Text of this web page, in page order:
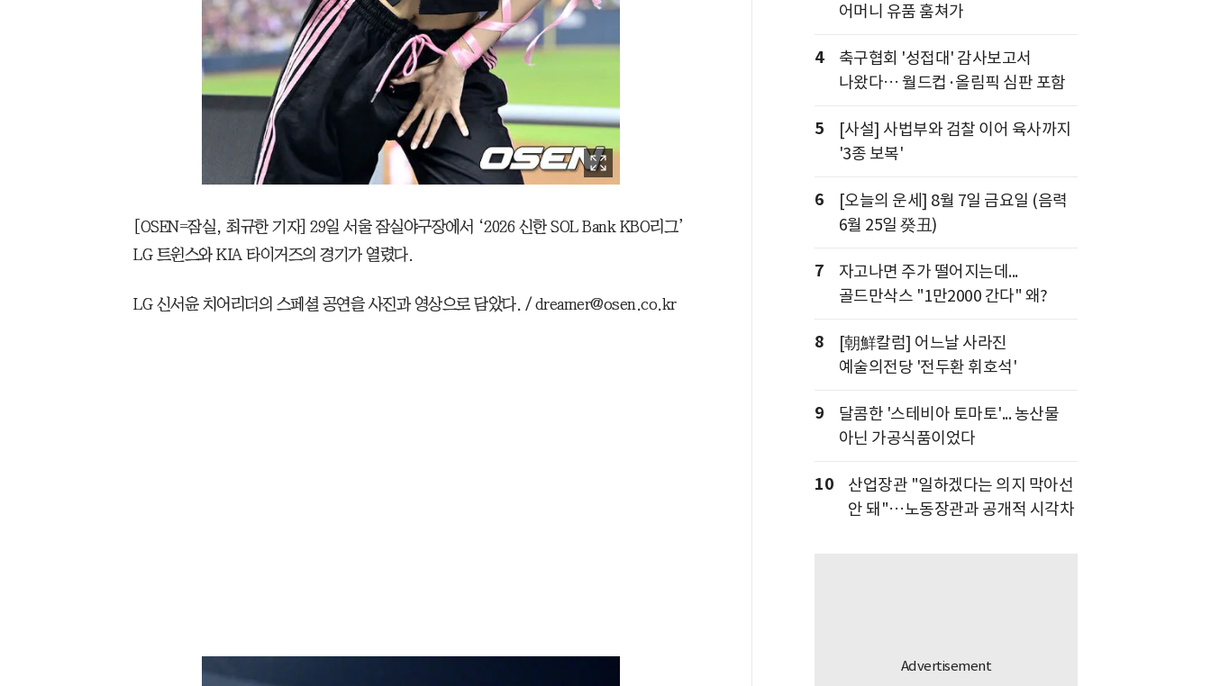
[OSEN=잠실, 최규한 기자] 29일 서울 잠실야구장에서 ‘2026 신한 SOL Bank KBO리그’
LG 트윈스와 KIA 타이거즈의 경기가 열렸다.
LG 신서윤 치어리더의 스페셜 공연을 사진과 영상으로 담았다. / dreamer@osen.co.kr
어머니 유품 훔쳐가
4
축구협회 '성접대' 감사보고서
나왔다… 월드컵·올림픽 심판 포함
5
[사설] 사법부와 검찰 이어 육사까지
'3종 보복'
6
[오늘의 운세] 8월 7일 금요일 (음력
6월 25일 癸丑)
7
자고나면 주가 떨어지는데...
골드만삭스 "1만2000 간다" 왜?
8
[朝鮮칼럼] 어느날 사라진
예술의전당 '전두환 휘호석'
9
달콤한 '스테비아 토마토'... 농산물
아닌 가공식품이었다
10
산업장관 "일하겠다는 의지 막아선
안 돼"…노동장관과 공개적 시각차